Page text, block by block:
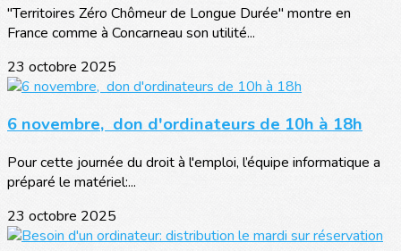
"Territoires Zéro Chômeur de Longue Durée" montre en
France comme à Concarneau son utilité...
23 octobre 2025
6 novembre, don d'ordinateurs de 10h à 18h
Pour cette journée du droit à l'emploi, l’équipe informatique a
préparé le matériel:...
23 octobre 2025